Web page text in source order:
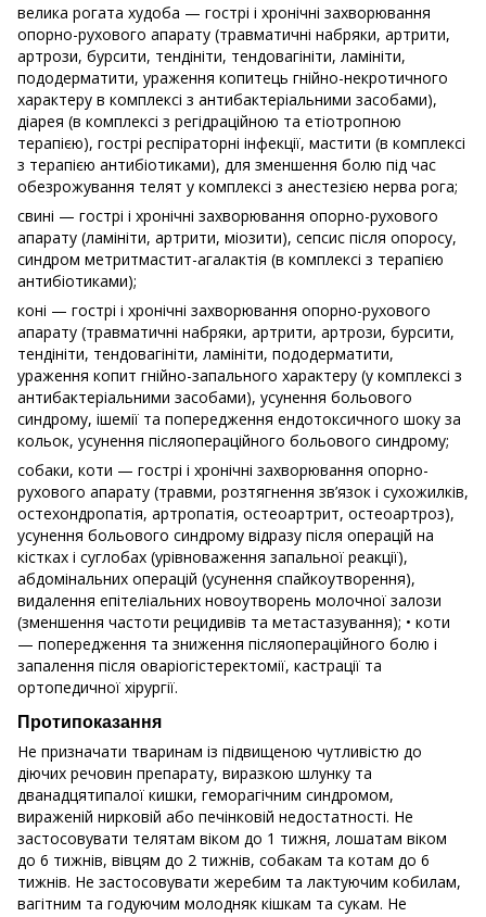
велика рогата худоба — гострі і хронічні захворювання
опорно-рухового апарату (травматичні набряки, артрити,
артрози, бурсити, тендініти, тендовагініти, ламініти,
пододерматити, ураження копитець гнійно-некротичного
характеру в комплексі з антибактеріальними засобами),
діарея (в комплексі з регідраційною та етіотропною
терапією), гострі респіраторні інфекції, мастити (в комплексі
з терапією антибіотиками), для зменшення болю під час
обезрожування телят у комплексі з анестезією нерва рога;
свині — гострі і хронічні захворювання опорно-рухового
апарату (ламініти, артрити, міозити), сепсис після опоросу,
синдром метритмастит-агалактія (в комплексі з терапією
антибіотиками);
коні — гострі і хронічні захворювання опорно-рухового
апарату (травматичні набряки, артрити, артрози, бурсити,
тендініти, тендовагініти, ламініти, пододерматити,
ураження копит гнійно-запального характеру (у комплексі з
антибактеріальними засобами), усунення больового
синдрому, ішемії та попередження ендотоксичного шоку за
кольок, усунення післяопераційного больового синдрому;
собаки, коти — гострі і хронічні захворювання опорно-
рухового апарату (травми, розтягнення зв’язок і сухожилків,
остехондропатія, артропатія, остеоартрит, остеоартроз),
усунення больового синдрому відразу після операцій на
кістках і суглобах (урівноваження запальної реакції),
абдомінальних операцій (усунення спайкоутворення),
видалення епітеліальних новоутворень молочної залози
(зменшення частоти рецидивів та метастазування); • коти
— попередження та зниження післяопераційного болю і
запалення після оваріогістеректомії, кастрації та
ортопедичної хірургії.
Протипоказання
Не призначати тваринам із підвищеною чутливістю до
діючих речовин препарату, виразкою шлунку та
дванадцятипалої кишки, геморагічним синдромом,
вираженій нирковій або печінковій недостатності. Не
застосовувати телятам віком до 1 тижня, лошатам віком
до 6 тижнів, вівцям до 2 тижнів, собакам та котам до 6
тижнів. Не застосовувати жеребим та лактуючим кобилам,
вагітним та годуючим молодняк кішкам та сукам. Не